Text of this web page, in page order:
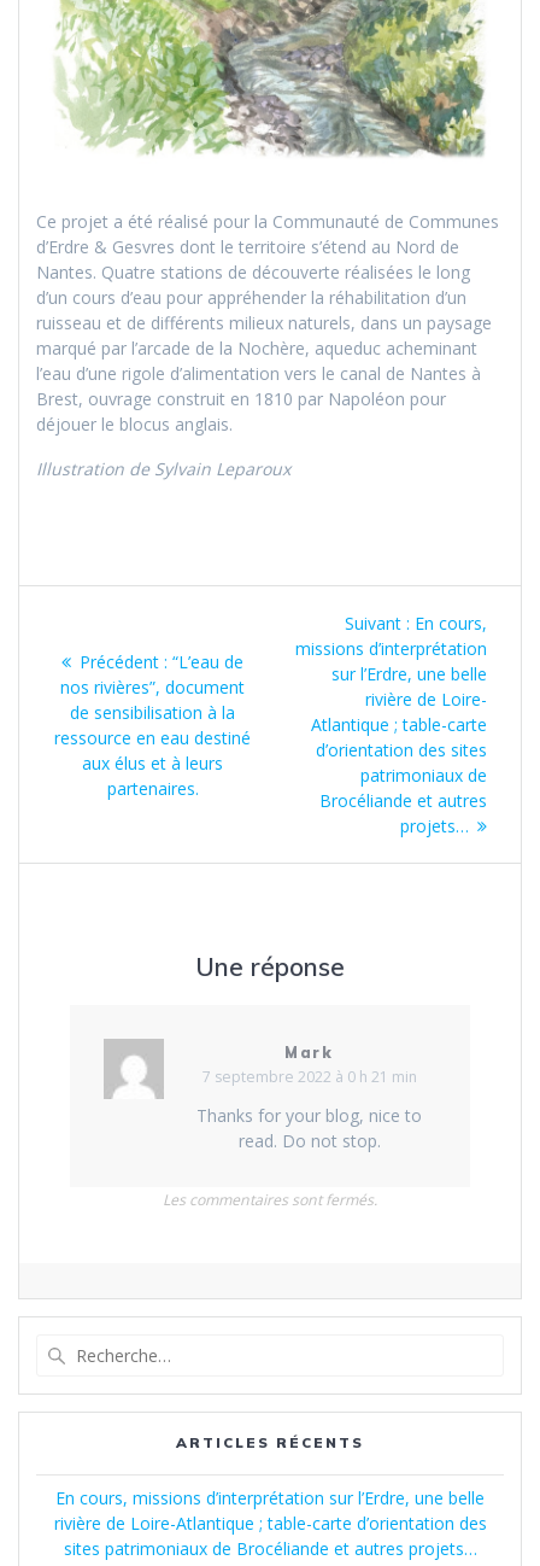
Ce projet a été réalisé pour la Communauté de Communes
d’Erdre & Gesvres dont le territoire s’étend au Nord de
Nantes. Quatre stations de découverte réalisées le long
d’un cours d’eau pour appréhender la réhabilitation d’un
ruisseau et de différents milieux naturels, dans un paysage
marqué par l’arcade de la Nochère, aqueduc acheminant
l’eau d’une rigole d’alimentation vers le canal de Nantes à
Brest, ouvrage construit en 1810 par Napoléon pour
déjouer le blocus anglais.
Illustration de Sylvain Leparoux
de
l’article
Précédent : Article
précédent
:
“L’eau de
nos rivières”, document
de sensibilisation à la
ressource en eau destiné
aux élus et à leurs
partenaires.
Suivant : Article
suivant
En cours,
missions d’interprétation
sur l’Erdre, une belle
rivière de Loire-
Atlantique ; table-carte
d’orientation des sites
patrimoniaux de
Brocéliande et autres
projets…
Une réponse
Mark
7 septembre 2022 à 0 h 21 min
Thanks for your blog, nice to
read. Do not stop.
Les commentaires sont fermés.
:
ARTICLES RÉCENTS
En cours, missions d’interprétation sur l’Erdre, une belle
rivière de Loire-Atlantique ; table-carte d’orientation des
sites patrimoniaux de Brocéliande et autres projets…